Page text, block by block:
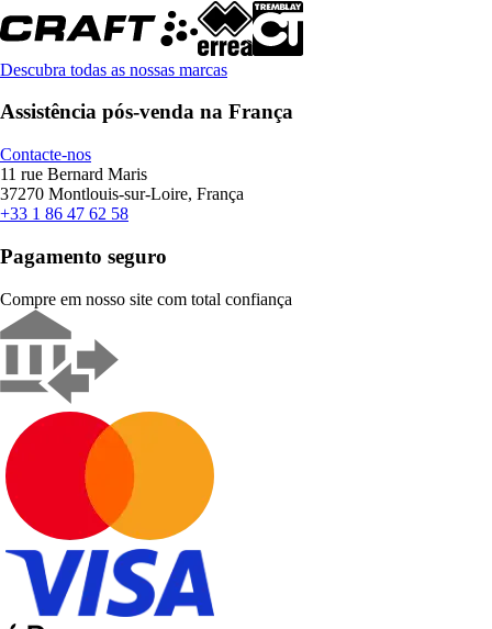
Descubra todas as nossas marcas
Assistência pós-venda na França
Contacte-nos
11 rue Bernard Maris
37270 Montlouis-sur-Loire, França
+33 1 86 47 62 58
Pagamento seguro
Compre em nosso site com total confiança